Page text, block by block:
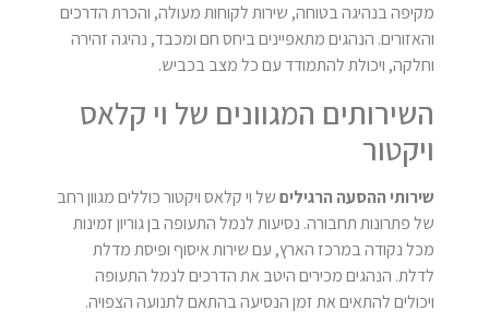
מקיפה בנהיגה בטוחה, שירות לקוחות מעולה, והכרת הדרכים
והאזורים. הנהגים מתאפיינים ביחס חם ומכבד, נהיגה זהירה
וחלקה, ויכולת להתמודד עם כל מצב בכביש.
השירותים המגוונים של וי קלאס
ויקטור
שירותי ההסעה הרגיליםשל וי קלאס ויקטור כוללים מגוון רחב
של פתרונות תחבורה. נסיעות לנמל התעופה בן גוריון זמינות
מכל נקודה במרכז הארץ, עם שירות איסוף ופיסת מדלת
לדלת. הנהגים מכירים היטב את הדרכים לנמל התעופה
ויכולים להתאים את זמן הנסיעה בהתאם לתנועה הצפויה.